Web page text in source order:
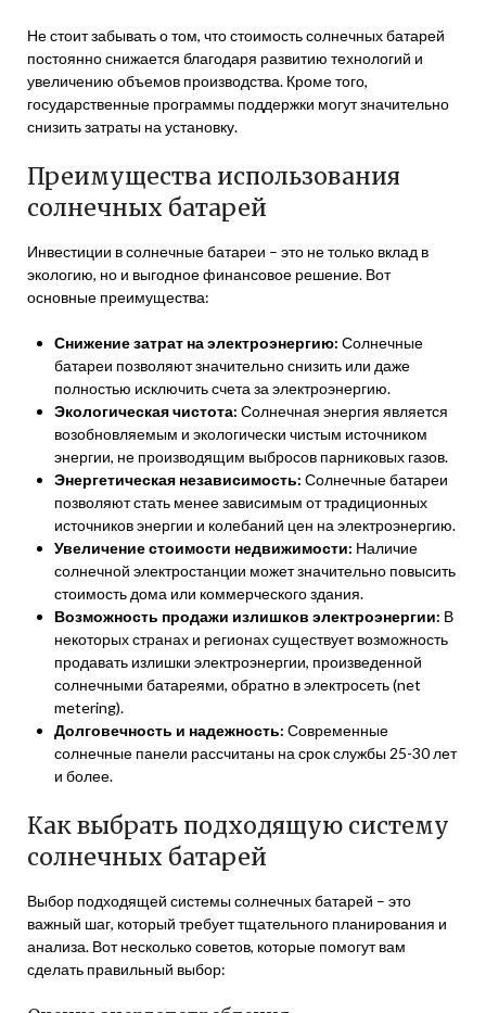
Не стоит забывать о том, что стоимость солнечных батарей
постоянно снижается благодаря развитию технологий и
увеличению объемов производства. Кроме того,
государственные программы поддержки могут значительно
снизить затраты на установку.
Преимущества использования
солнечных батарей
Инвестиции в солнечные батареи – это не только вклад в
экологию, но и выгодное финансовое решение. Вот
основные преимущества:
Снижение затрат на электроэнергию: Солнечные
батареи позволяют значительно снизить или даже
полностью исключить счета за электроэнергию.
Экологическая чистота: Солнечная энергия является
возобновляемым и экологически чистым источником
энергии, не производящим выбросов парниковых газов.
Энергетическая независимость: Солнечные батареи
позволяют стать менее зависимым от традиционных
источников энергии и колебаний цен на электроэнергию.
Увеличение стоимости недвижимости: Наличие
солнечной электростанции может значительно повысить
стоимость дома или коммерческого здания.
Возможность продажи излишков электроэнергии: В
некоторых странах и регионах существует возможность
продавать излишки электроэнергии, произведенной
солнечными батареями, обратно в электросеть (net
metering).
Долговечность и надежность: Современные
солнечные панели рассчитаны на срок службы 25-30 лет
и более.
Как выбрать подходящую систему
солнечных батарей
Выбор подходящей системы солнечных батарей – это
важный шаг, который требует тщательного планирования и
анализа. Вот несколько советов, которые помогут вам
сделать правильный выбор: